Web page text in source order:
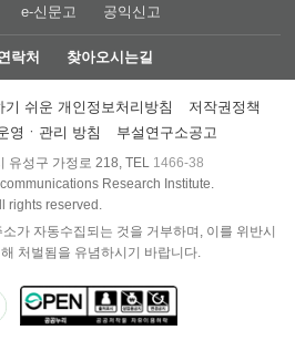
e-신문고 공익신고
락처 찾아오시는길
기 쉬운 개인정보처리방침
저작권정책
영ㆍ관리 방침
부설연구소공고
유성구 가정로 218, TEL 1466-38
Research Institute.
rights reserved.
가 자동수집되는 것을 거부하며, 이를 위반시
처벌됨을 유념하시기 바랍니다.